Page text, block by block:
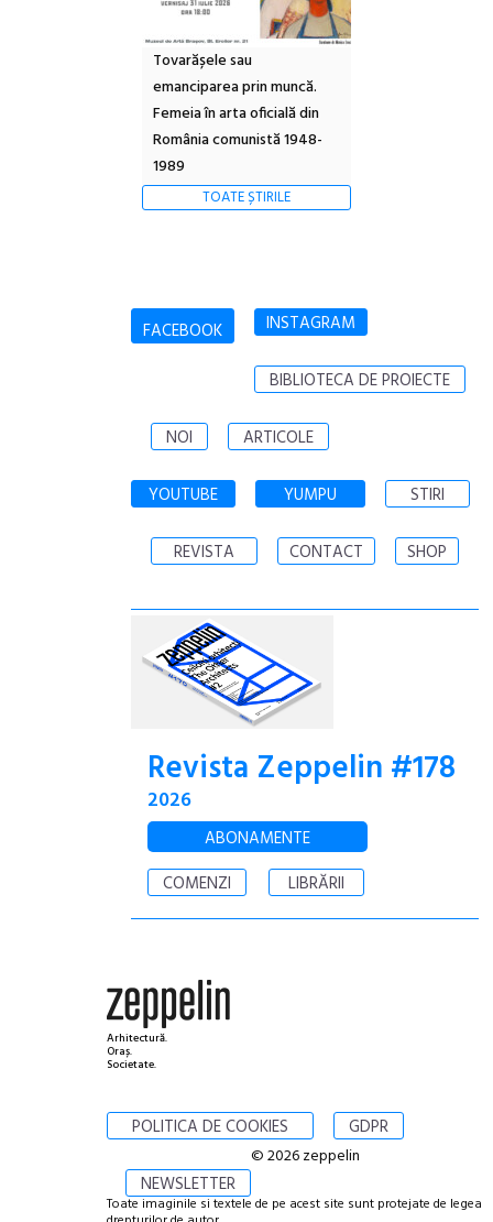
Tovarășele sau
emanciparea prin muncă.
Femeia în arta oficială din
România comunistă 1948-
1989
TOATE ȘTIRILE
FACEBOOK INSTAGRAM
BIBLIOTECA DE PROIECTE
NOI ARTICOLE
YOUTUBE YUMPU STIRI
REVISTA CONTACT SHOP
Revista Zeppelin #178
2026
ABONAMENTE
COMENZI
LIBRĂRII
Arhitectură.
Oraș.
Societate.
POLITICA DE COOKIES GDPR
NEWSLETTER
© 2026 zeppelin
Toate imaginile si textele de pe acest site sunt protejate de legea